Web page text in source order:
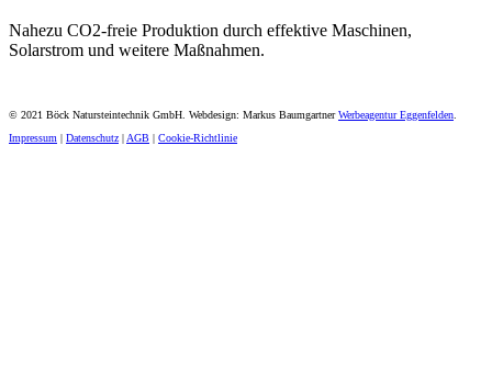
Nahezu CO2-freie Produktion durch effektive Maschinen,
Solarstrom und weitere Maßnahmen.
© 2021 Böck Natursteintechnik GmbH. Webdesign: Markus BaumgartnerWerbeagentur Eggenfelden
Impressum | Datenschutz | AGB | Cookie-Richtlinie